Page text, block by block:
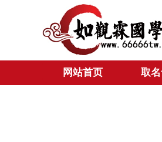
网站首页 取